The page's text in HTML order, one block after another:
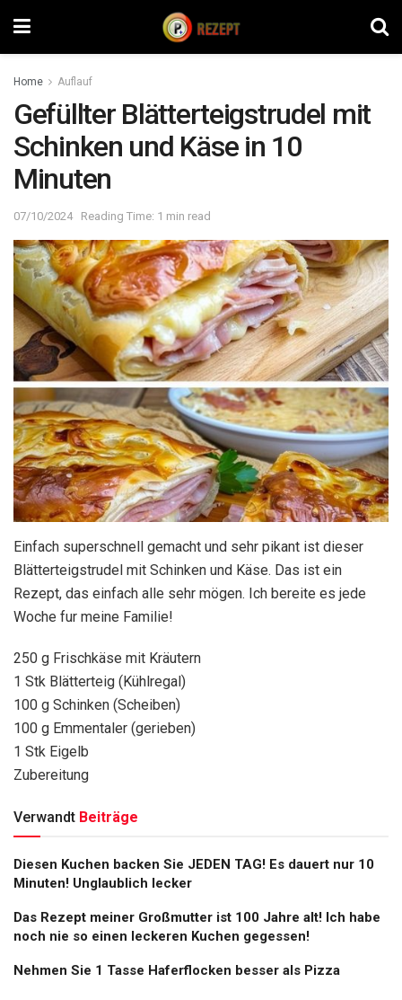
Home Auflauf
Gefüllter Blätterteigstrudel mit
Schinken und Käse in 10
Minuten
07/10/2024 Reading Time: 1 min read
Einfach superschnell gemacht und sehr pikant ist dieser
Blätterteigstrudel mit Schinken und Käse. Das ist ein
Rezept, das einfach alle sehr mögen. Ich bereite es jede
Woche fur meine Familie!
250 g Frischkäse mit Kräutern
1 Stk Blätterteig (Kühlregal)
100 g Schinken (Scheiben)
100 g Emmentaler (gerieben)
1 Stk Eigelb
Zubereitung
Verwandt Beiträge
Diesen Kuchen backen Sie JEDEN TAG! Es dauert nur 10
Minuten! Unglaublich lecker
Das Rezept meiner Großmutter ist 100 Jahre alt! Ich habe
noch nie so einen leckeren Kuchen gegessen!
Nehmen Sie 1 Tasse Haferflocken besser als Pizza